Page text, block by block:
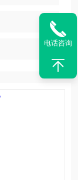
电话咨询